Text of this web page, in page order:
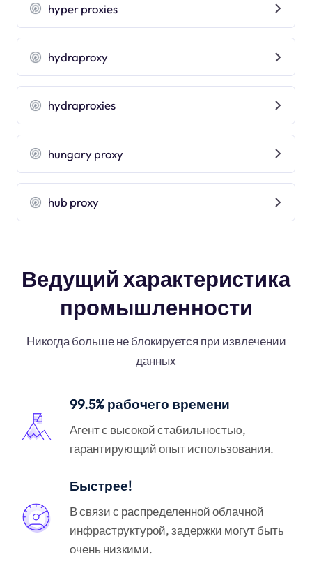
hyper proxies
hydraproxy
hydraproxies
hungary proxy
hub proxy
Ведущий характеристика
промышленности
Никогда больше не блокируется при извлечении
данных
99.5% рабочего времени
Агент с высокой стабильностью,
гарантирующий опыт использования.
Быстрее!
В связи с распределенной облачной
инфраструктурой, задержки могут быть
очень низкими.